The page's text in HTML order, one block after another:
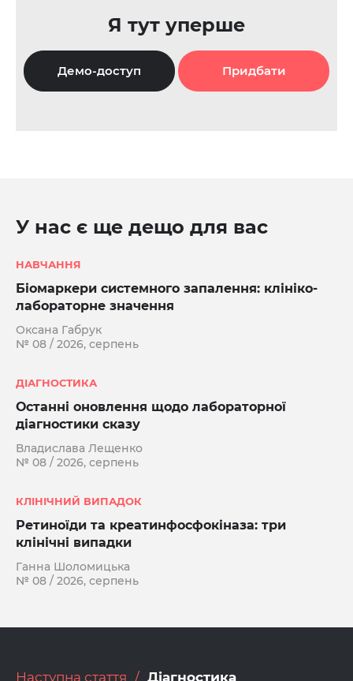
Я тут уперше
Демо-доступ Придбати
У нас є ще дещо для вас
НАВЧАННЯ
Біомаркери системного запалення: клініко-
лабораторне значення
Оксана Габрук
№ 08 / 2026, серпень
ДІАГНОСТИКА
Останні оновлення щодо лабораторної
діагностики сказу
Владислава Лещенко
№ 08 / 2026, серпень
КЛІНІЧНИЙ ВИПАДОК
Ретиноїди та креатинфосфокіназа: три
клінічні випадки
Ганна Шоломицька
№ 08 / 2026, серпень
Наступна стаття Діагностика